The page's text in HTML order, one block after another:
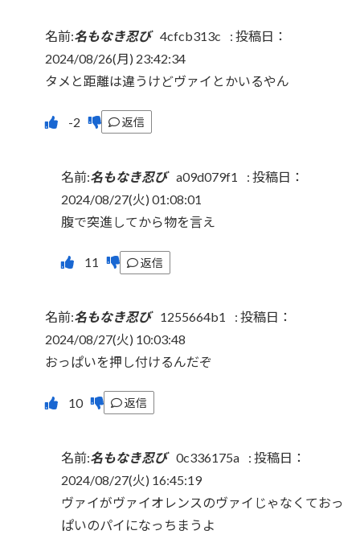
名前:名もなき忍び 4cfcb313c : 投稿日：
2024/08/26(月) 23:42:34
タメと距離は違うけどヴァイとかいるやん
返信
名前:名もなき忍び a09d079f1 : 投稿日：
2024/08/27(火) 01:08:01
腹で突進してから物を言え
返信
名前:名もなき忍び 1255664b1 : 投稿日：
2024/08/27(火) 10:03:48
おっぱいを押し付けるんだぞ
返信
名前:名もなき忍び 0c336175a : 投稿日：
2024/08/27(火) 16:45:19
ヴァイがヴァイオレンスのヴァイじゃなくておっ
ぱいのパイになっちまうよ